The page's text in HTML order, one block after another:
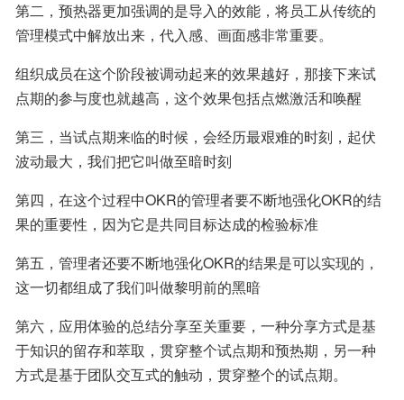
第二，预热器更加强调的是导入的效能，将员工从传统的
管理模式中解放出来，代入感、画面感非常重要。
组织成员在这个阶段被调动起来的效果越好，那接下来试
点期的参与度也就越高，这个效果包括点燃激活和唤醒
第三，当试点期来临的时候，会经历最艰难的时刻，起伏
波动最大，我们把它叫做至暗时刻
第四，在这个过程中OKR的管理者要不断地强化OKR的结
果的重要性，因为它是共同目标达成的检验标准
第五，管理者还要不断地强化OKR的结果是可以实现的，
这一切都组成了我们叫做黎明前的黑暗
第六，应用体验的总结分享至关重要，一种分享方式是基
于知识的留存和萃取，贯穿整个试点期和预热期，另一种
方式是基于团队交互式的触动，贯穿整个的试点期。